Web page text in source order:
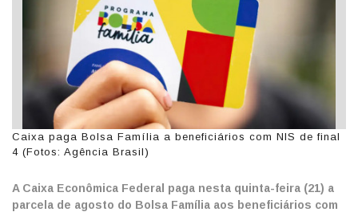
Caixa paga Bolsa Família a beneficiários com NIS de final
4 (Fotos: Agência Brasil)
A Caixa Econômica Federal paga nesta quinta-feira (21) a
parcela de agosto do Bolsa Família aos beneficiários com